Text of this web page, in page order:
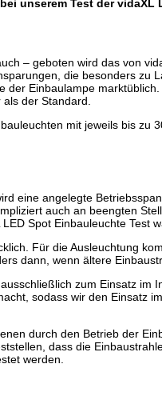
unserem Test der
– geboten wird das von
die besonders
Einbaulampe
der Standard.
mit jeweils bis
eine angelegte
auch an beengten
Spot Einbauleuchte
Für die Ausleuchtung
dann, wenn ältere
zum Einsatz
sodass wir den Einsatz
durch den Betrieb der
dass die
werden.